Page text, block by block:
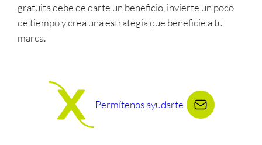
gratuita debe de darte un beneficio, invierte un poco
de tiempo y crea una estrategia que beneficie a tu
marca.
Permítenos ayudarte|